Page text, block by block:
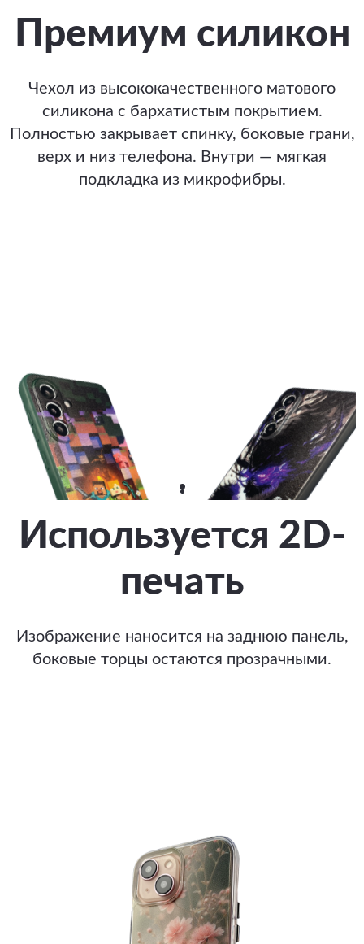
Премиум силикон
Чехол из высококачественного матового
силикона с бархатистым покрытием.
Полностью закрывает спинку, боковые грани,
верх и низ телефона. Внутри — мягкая
подкладка из микрофибры.
Используется 2D-
печать
Изображение наносится на заднюю панель,
боковые торцы остаются прозрачными.